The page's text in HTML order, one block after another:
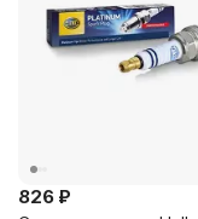
826 ₽